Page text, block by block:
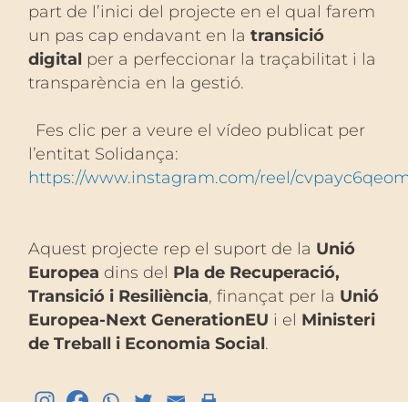
part de l’inici del projecte en el qual farem
un pas cap endavant en latransició
digital per a perfeccionar la traçabilitat i la
transparència en la gestió.
Fes clic per a veure el vídeo publicat per
l’entitat Solidança:
https://www.instagram.com/reel/
Aquest projecte rep el suport de la Unió
Europea dins del Pla de Recuperació,
Transició i Resiliència, finançat per la Unió
Europea-Next GenerationEU i el Ministeri
de Treball i Economia Social.